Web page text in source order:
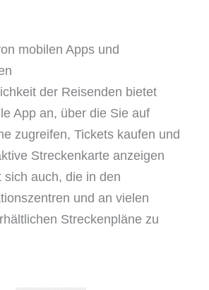
mobilen Apps und
der Reisenden bietet
App an, über die Sie auf
zugreifen, Tickets kaufen und
Streckenkarte anzeigen
sich auch, die in den
und an vielen
Streckenpläne zu